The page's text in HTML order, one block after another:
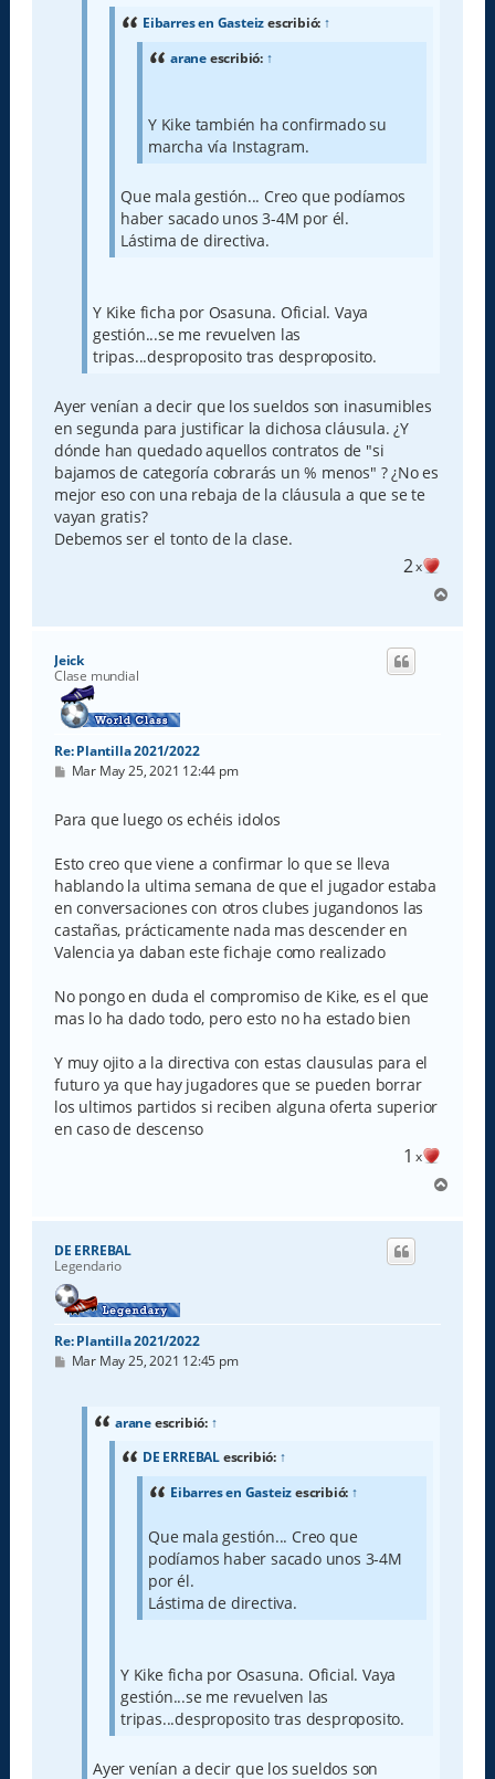
Eibarres en Gasteizescribió: ↑
araneescribió: ↑
Y Kike también ha confirmado su
marcha vía Instagram.
Que mala gestión... Creo que podíamos
haber sacado unos 3-4M por él.
Lástima de directiva.
Y Kike ficha por Osasuna. Oficial. Vaya
gestión...se me revuelven las
tripas...desproposito tras desproposito.
Ayer venían a decir que los sueldos son inasumibles
en segunda para justificar la dichosa cláusula. ¿Y
dónde han quedado aquellos contratos de "si
bajamos de categoría cobrarás un % menos" ? ¿No es
mejor eso con una rebaja de la cláusula a que se te
vayan gratis?
Debemos ser el tonto de la clase.
2x
r
Jeick
Clase mundial
Re: Plantilla 2021/2022
M
s
a
e
Mar May 25, 2021 12:44 pm
Para que luego os echéis idolos
Esto creo que viene a confirmar lo que se lleva
hablando la ultima semana de que el jugador estaba
en conversaciones con otros clubes jugandonos las
castañas, prácticamente nada mas descender en
Valencia ya daban este fichaje como realizado
No pongo en duda el compromiso de Kike, es el que
mas lo ha dado todo, pero esto no ha estado bien
Y muy ojito a la directiva con estas clausulas para el
futuro ya que hay jugadores que se pueden borrar
los ultimos partidos si reciben alguna oferta superior
en caso de descenso
1 x
r
DE ERREBAL
Legendario
Re: Plantilla 2021/2022
M
Mar May 25, 2021 12:45 pm
araneescribió: ↑
DE ERREBALescribió: ↑
Eibarres en Gasteizescribió: ↑
Que mala gestión... Creo que
podíamos haber sacado unos 3-4M
por él.
Lástima de directiva.
Y Kike ficha por Osasuna. Oficial. Vaya
gestión...se me revuelven las
tripas...desproposito tras desproposito.
Ayer venían a decir que los sueldos son